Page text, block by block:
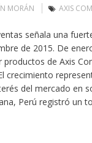
MORÁN AXIS
señala una
de 2015. De
de Axis
crecimiento
del mercado en
Perú registró un